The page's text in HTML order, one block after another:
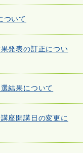
ついて
発表の訂正につい
結果について
座開講日の変更に